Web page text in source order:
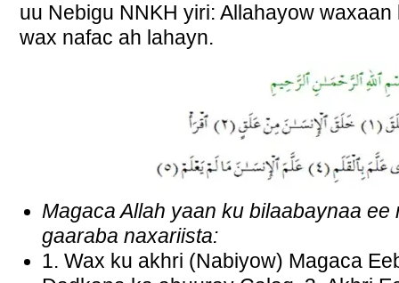
uu Nebigu NNKH yiri: Allahayow
wax nafac ah lahayn.
Magaca Allah yaan ku bilaabaynaa
gaaraba naxariista:
1. Wax ku akhri (Nabiyow) Magaca